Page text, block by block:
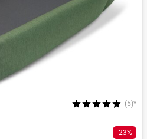
(5)*
-23%